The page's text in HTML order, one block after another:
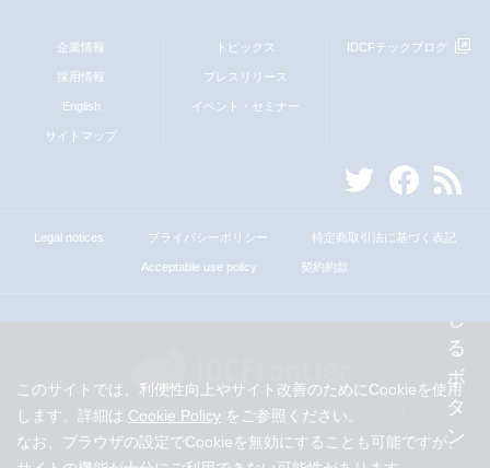
このサイトでは、利便性向上やサイト改善のためにCookieを使用
します。詳細は Cookie Policy をご参照ください。
なお、ブラウザの設定でCookieを無効にすることも可能ですが、
企業情報
採用情報
English
サイトマップ
トピックス
プレスリリース
イベント・セミナー
IDCFテックブログ
Legal notices プライバシーポリシー 特定商取引法に基づく表記
Acceptable use policy 契約約款
© IDC Frontier Inc. All Rights Reserved.